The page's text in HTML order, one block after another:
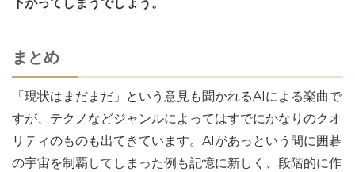
まとめ
「現状はまだまだ」という意見も聞かれるAIによる楽曲で
すが、テクノなどジャンルによってはすでにかなりのクオ
リティのものも出てきています。AIがあっという間に囲碁
の宇宙を制覇してしまった例も記憶に新しく、段階的に作